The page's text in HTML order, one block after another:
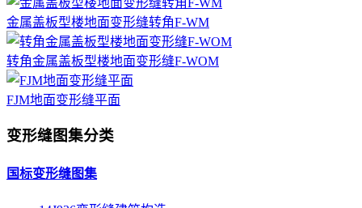
金属盖板型楼地面变形缝转角F-WM
转角金属盖板型楼地面变形缝F-WOM
FJM地面变形缝平面
变形缝图集分类
国标变形缝图集